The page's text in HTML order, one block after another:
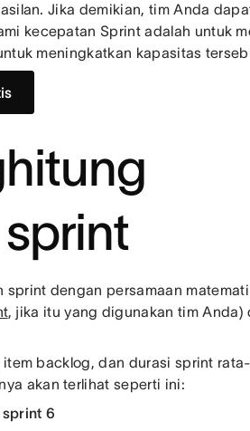
Jika demikian, tim Anda
kecepatan Sprint adalah untuk
meningkatkan kapasitas
dengan persamaan
, jika itu yang digunakan tim Anda)
backlog, dan durasi sprint
akan terlihat seperti ini:
6